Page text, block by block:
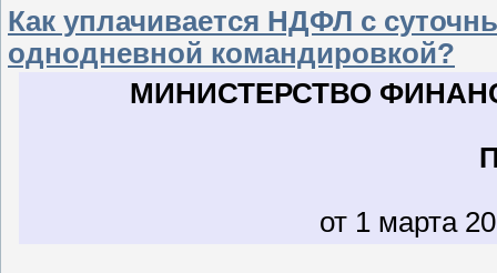
Как уплачивается НДФЛ с
однодневной командировкой?
МИНИСТЕРСТВО
от 1 марта